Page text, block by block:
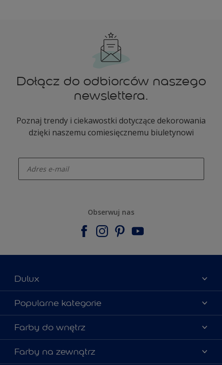
Dołącz do odbiorców naszego
newslettera.
Poznaj trendy i ciekawostki dotyczące dekorowania
dzięki naszemu comiesięcznemu biuletynowi
Obserwuj nas
Dulux
Materiały marketingowe
Mapa strony
Kontakt
Popularne kategorie
Kolory farb
Porady ekspertów
Zainspiruj się
Farby do wnętrz
Farby do ścian
Farby uniwersalne
Farby na zewnątrz